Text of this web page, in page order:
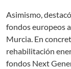
Asimismo,
fondos europeos
Murcia. En
rehabilitación
fondos Next